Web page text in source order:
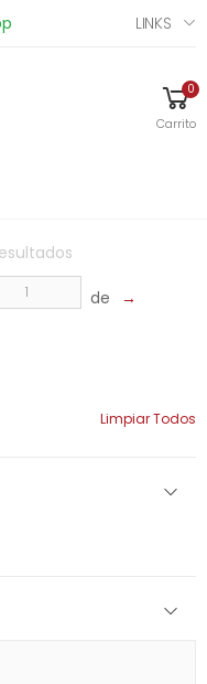
LINKS
0
Carrito
de →
Limpiar Todos